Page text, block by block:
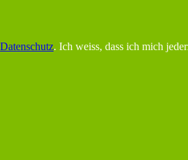
Datenschutz. Ich weiss, dass ich mich